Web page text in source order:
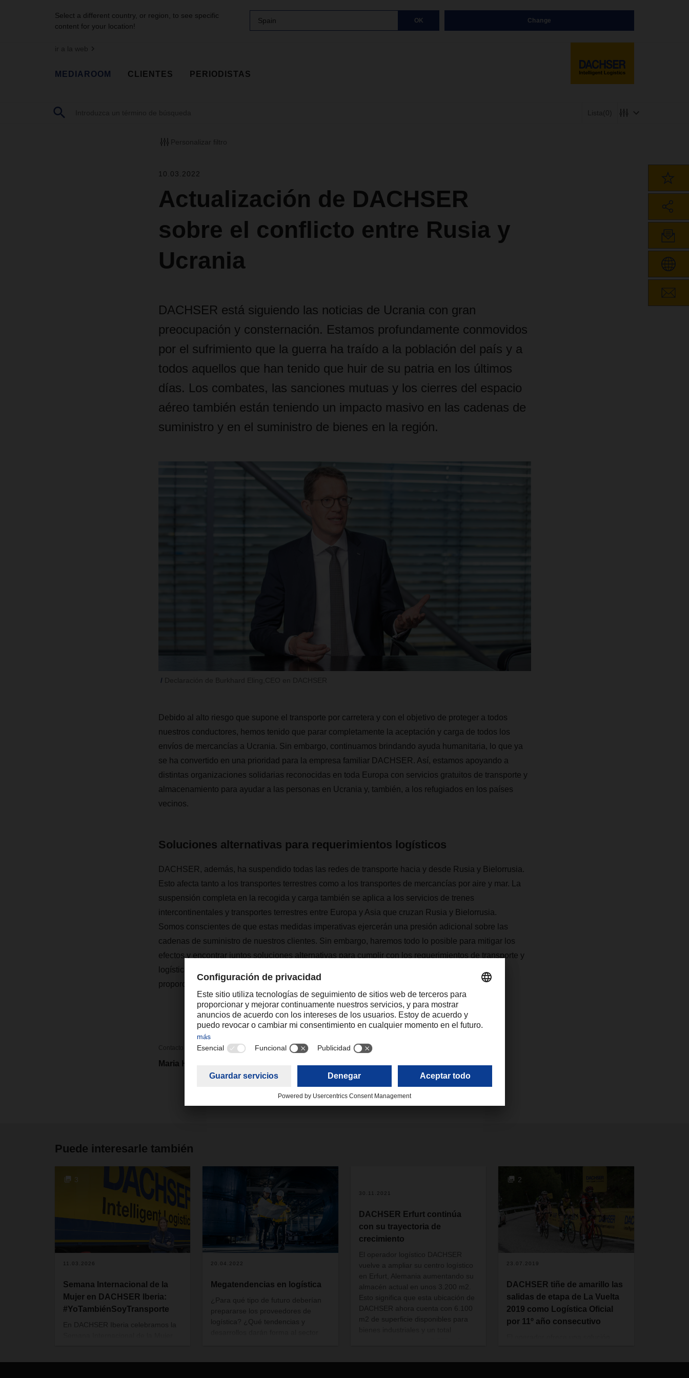
Select a different country, or region, to see specific
content for your location!
Spain OK Change
ir a la web
MEDIAROOM CLIENTES PERIODISTAS
Lista (0)
Personalizar filtro
10.03.2022
Actualización de DACHSER
sobre el conflicto entre Rusia y
Ucrania
DACHSER está siguiendo las noticias de Ucrania con gran
preocupación y consternación. Estamos profundamente conmovidos
por el sufrimiento que la guerra ha traído a la población del país y a
todos aquellos que han tenido que huir de su patria en los últimos
días. Los combates, las sanciones mutuas y los cierres del espacio
aéreo también están teniendo un impacto masivo en las cadenas de
suministro y en el suministro de bienes en la región.
Debido al alto riesgo que supone el transporte por carretera y con el objetivo de proteger a todos
nuestros conductores, hemos tenido que parar completamente la aceptación y carga de todos los
envíos de mercancías a Ucrania. Sin embargo, continuamos brindando ayuda humanitaria, lo que ya
se ha convertido en una prioridad para la empresa familiar DACHSER. Así, estamos apoyando a
distintas organizaciones solidarias reconocidas en toda Europa con servicios gratuitos de transporte y
almacenamiento para ayudar a las personas en Ucrania y, también, a los refugiados en los países
vecinos.
Soluciones alternativas para requerimientos logísticos
DACHSER, además, ha suspendido todas las redes de transporte hacia y desde Rusia y Bielorrusia.
Esto afecta tanto a los transportes terrestres como a los transportes de mercancías por aire y mar. La
suspensión completa en la recogida y carga también se aplica a los servicios de trenes
intercontinentales y transportes terrestres entre Europa y Asia que cruzan Rusia y Bielorrusia.
Somos conscientes de que estas medidas imperativas ejercerán una presión adicional sobre las
cadenas de suministro de nuestros clientes. Sin embargo, haremos todo lo posible para mitigar los
efectos y encontrar juntos soluciones alternativas para cumplir con los requerimientos de transporte y
logística. Los contactos locales en las delegaciones de DACHSER están preparados para
proporcionar ayuda.
Contacto
Maria Hernansanz maria.hernansanz@dachser.com
Puede interesarle también
3
11.03.2026
Semana Internacional de la
Mujer en DACHSER Iberia:
#YoTambiénSoyTransporte
En DACHSER Iberia celebramos la
20.04.2022
Megatendencias en logística
¿Para qué tipo de futuro deberían
prepararse los proveedores de
logística? ¿Qué tendencias y
30.11.2021
DACHSER Erfurt continúa
con su trayectoria de
crecimiento
El operador logístico DACHSER
vuelve a ampliar su centro logístico
en Erfurt, Alemania aumentando su
almacén actual en unos 3.200 m2.
Esto significa que esta ubicación de
DACHSER ahora cuenta con 6.100
m2 de superficie disponibles para
instalaciones entraron en
2
23.07.2019
DACHSER tiñe de amarillo las
salidas de etapa de La Vuelta
2019 como Logística Oficial
por 11º año consecutivo